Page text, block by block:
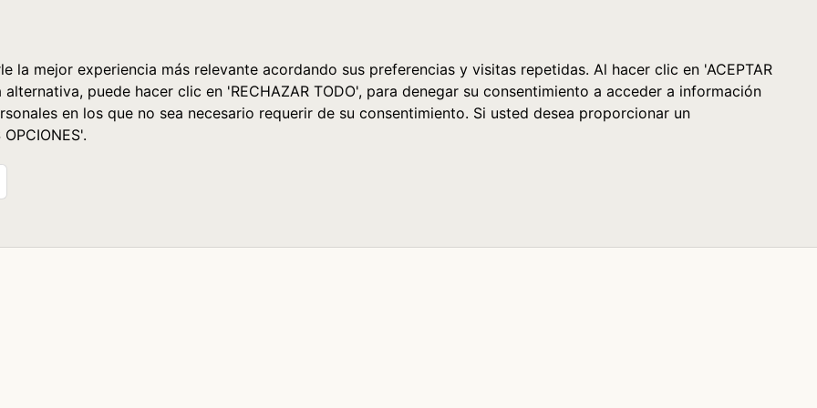
mejor experiencia más relevante acordando sus preferencias y visitas repetidas. Al hacer clic en 'ACEPTAR
puede hacer clic en 'RECHAZAR TODO', para denegar su consentimiento a acceder a información
en los que no sea necesario requerir de su consentimiento. Si usted desea proporcionar un